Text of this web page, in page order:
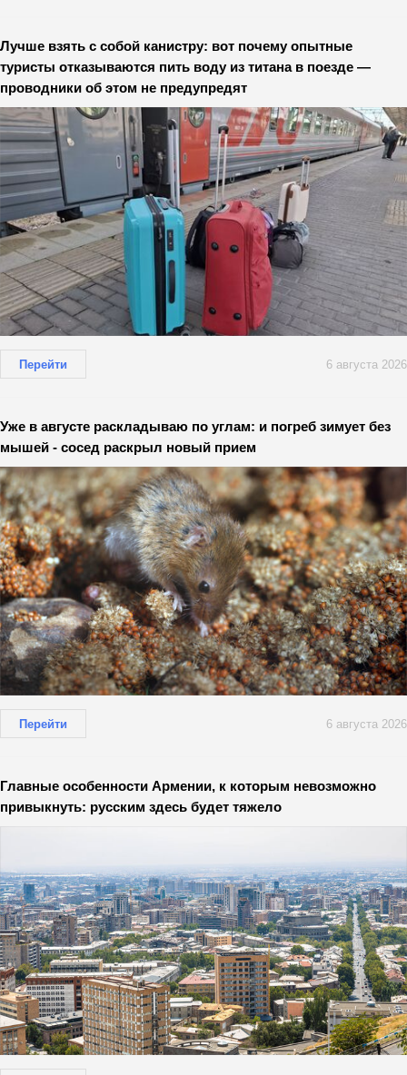
Лучше взять с собой канистру: вот почему опытные
туристы отказываются пить воду из титана в поезде —
проводники об этом не предупредят
Перейти 6 августа 2026
Уже в августе раскладываю по углам: и погреб зимует без
мышей - сосед раскрыл новый прием
Перейти 6 августа 2026
Главные особенности Армении, к которым невозможно
привыкнуть: русским здесь будет тяжело